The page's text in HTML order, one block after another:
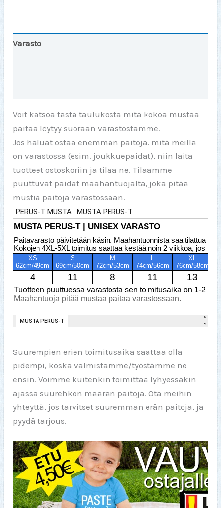
Varasto
Voit katsoa tästä taulukosta mitä kokoa mustaa
paitaa löytyy suoraan varastostamme.
Jos haluat ostaa enemmän paitoja, mitä meillä
on varastossa (esim. joukkuepaidat), niin laita
tuotteet ostoskoriin ja tilaa ne. Tilaamme
puuttuvat paidat maahantuojalta, joka pitää
mustia paitoja varastossaan.
Suurempien erien toimitusaika saattaa olla
pidempi, koska valmistamme/työstämme ne
ensin. Voimme kuitenkin toimittaa lyhyessäkin
ajassa suurehkon määrän paitoja. Ota meihin
yhteyttä, jos tarvitset suuremman erän paitoja, ja
pyydä tarjous.